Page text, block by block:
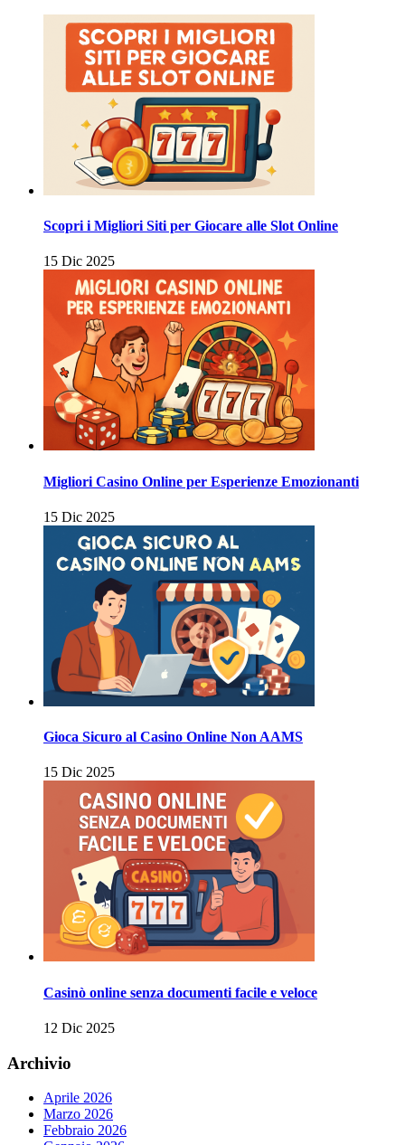
Scopri i Migliori Siti per Giocare alle Slot Online
15 Dic 2025
Migliori Casino Online per Esperienze Emozionanti
15 Dic 2025
Gioca Sicuro al Casino Online Non AAMS
15 Dic 2025
Casinò online senza documenti facile e veloce
12 Dic 2025
Archivio
Aprile 2026
Marzo 2026
Febbraio 2026